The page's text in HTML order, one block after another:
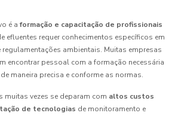
é a formação e capacitação de profissionais
efluentes requer conhecimentos específicos em
ambientais. Muitas empresas
encontrar pessoal com a formação necessária
maneira precisa e conforme as normas.
vezes se deparam com altos custos
de tecnologias de monitoramento e